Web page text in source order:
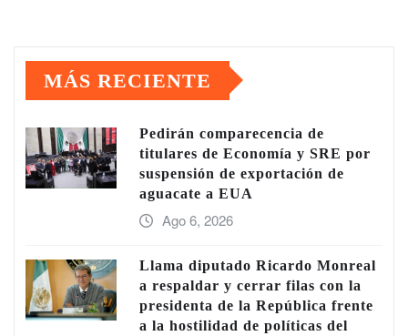
MÁS RECIENTE
Pedirán comparecencia de
titulares de Economía y SRE por
suspensión de exportación de
aguacate a EUA
Ago 6, 2026
Llama diputado Ricardo Monreal
a respaldar y cerrar filas con la
presidenta de la República frente
a la hostilidad de políticas del